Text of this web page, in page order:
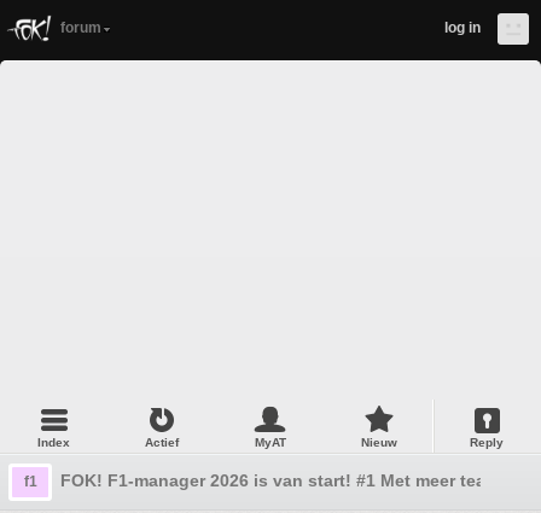
forum log in
Index Actief MyAT Nieuw Reply
f1 FOK! F1-manager 2026 is van start! #1 Met meer teams